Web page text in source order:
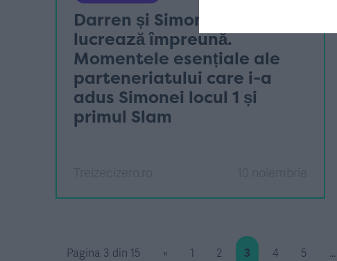
Darren și Simona nu mai
lucrează împreună.
Momentele esențiale ale
parteneriatului care i-a
adus Simonei locul 1 și
primul Slam
Pagina 3 din 15 « 1 2 3 4 5 ...